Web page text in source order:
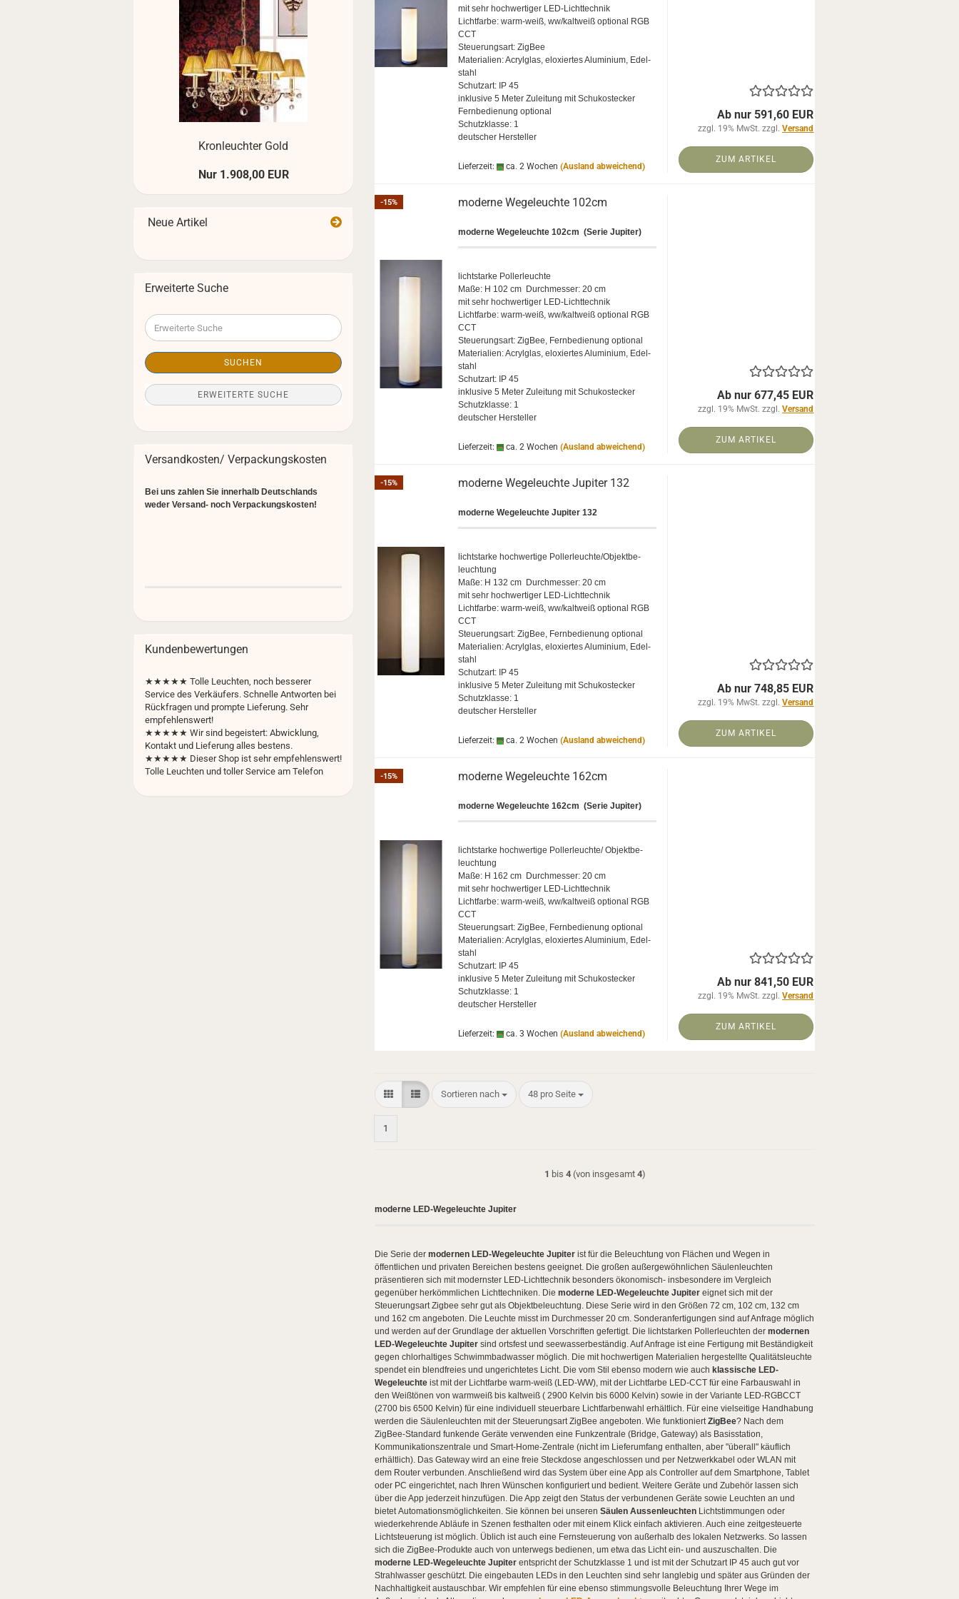
mit sehr hoch­wer­ti­ger LED-​Lichttechnik
Licht­far­be: warm-​weiß, ww/kalt­weiß op­tio­nal RGB
CCT
Steue­rungs­art: Zig­Bee
Ma­te­ria­li­en: Acryl­glas, elo­xier­tes Alu­mi­ni­um, Edel­
stahl
Schutz­art: IP 45
in­klu­si­ve 5 Meter Zu­lei­tung mit Schu­ko­ste­cker
Fern­be­die­nung op­tio­nal
Schutz­klas­se: 1
deut­scher Her­stel­ler
Lieferzeit: ca. 2 Wochen (Ausland abweichend)
Ab nur 591,60 EUR
zzgl. 19% MwSt. zzgl.Versand
ZUM ARTIKEL
-15% mo­der­ne We­ge­leuch­te 102cm
mo­der­ne We­ge­leuch­te 102cm (Serie Ju­pi­ter)
licht­star­ke Pol­ler­leuch­te
Maße: H 102 cm Durch­mes­ser: 20 cm
mit sehr hoch­wer­ti­ger LED-​Lichttechnik
Licht­far­be: warm-​weiß, ww/kalt­weiß op­tio­nal RGB
CCT
Steue­rungs­art: Zig­Bee, Fern­be­die­nung op­tio­nal
Ma­te­ria­li­en: Acryl­glas, elo­xier­tes Alu­mi­ni­um, Edel­
stahl
Schutz­art: IP 45
in­klu­si­ve 5 Meter Zu­lei­tung mit Schu­ko­ste­cker
Schutz­klas­se: 1
deut­scher Her­stel­ler
Lieferzeit: ca. 2 Wochen (Ausland abweichend)
Ab nur 677,45 EUR
zzgl. 19% MwSt. zzgl.Versand
ZUM ARTIKEL
-15% mo­der­ne We­ge­leuch­te Ju­pi­ter 132
mo­der­ne We­ge­leuch­te Ju­pi­ter 132
licht­star­ke hoch­wer­ti­ge Pol­ler­leuch­te/Ob­jekt­be­
leuch­tung
Maße: H 132 cm Durch­mes­ser: 20 cm
mit sehr hoch­wer­ti­ger LED-​Lichttechnik
Licht­far­be: warm-​weiß, ww/kalt­weiß op­tio­nal RGB
CCT
Steue­rungs­art: Zig­Bee, Fern­be­die­nung op­tio­nal
Ma­te­ria­li­en: Acryl­glas, elo­xier­tes Alu­mi­ni­um, Edel­
stahl
Schutz­art: IP 45
in­klu­si­ve 5 Meter Zu­lei­tung mit Schu­ko­ste­cker
Schutz­klas­se: 1
deut­scher Her­stel­ler
Lieferzeit: ca. 2 Wochen (Ausland abweichend)
Ab nur 748,85 EUR
zzgl. 19% MwSt. zzgl.Versand
ZUM ARTIKEL
-15% mo­der­ne We­ge­leuch­te 162cm
mo­der­ne We­ge­leuch­te 162cm (Serie Ju­pi­ter)
licht­star­ke hoch­wer­ti­ge Pol­ler­leuch­te/ Ob­jekt­be­
leuch­tung
Maße: H 162 cm Durch­mes­ser: 20 cm
mit sehr hoch­wer­ti­ger LED-​Lichttechnik
Licht­far­be: warm-​weiß, ww/kalt­weiß op­tio­nal RGB
CCT
Steue­rungs­art: Zig­Bee, Fern­be­die­nung op­tio­nal
Ma­te­ria­li­en: Acryl­glas, elo­xier­tes Alu­mi­ni­um, Edel­
stahl
Schutz­art: IP 45
in­klu­si­ve 5 Meter Zu­lei­tung mit Schu­ko­ste­cker
Schutz­klas­se: 1
deut­scher Her­stel­ler
Lieferzeit: ca. 3 Wochen (Ausland abweichend)
Ab nur 841,50 EUR
zzgl. 19% MwSt. zzgl.Versand
ZUM ARTIKEL
Sortieren nach
Sortieren nach 48 pro Seite
pro Seite
1
1 bis 4(von insgesamt 4)
moderne LED-Wegeleuchte Jupiter
Die Serie dermodernen LED-Wegeleuchte Jupiter ist für die Beleuchtung von Flächen und Wegen in
öffentlichen und privaten Bereichen bestens geeignet. Die großen außergewöhnlichen Säulenleuchten
präsentieren sich mit modernster LED-Lichttechnik besonders ökonomisch- insbesondere im Vergleich
gegenüber herkömmlichen Lichttechniken. Diemoderne LED-Wegeleuchte Jupiter eignet sich mit der
Steuerungsart Zigbee sehr gut als Objektbeleuchtung. Diese Serie wird in den Größen 72 cm, 102 cm, 132 cm
und 162 cm angeboten. Die Leuchte misst im Durchmesser 20 cm. Sonderanfertigungen sind auf Anfrage möglich
und werden auf der Grundlage der aktuellen Vorschriften gefertigt. Die lichtstarken Pollerleuchten dermodernen
LED-Wegeleuchte Jupitersind ortsfest und seewasserbeständig. Auf Anfrage ist eine Fertigung mit Beständigkeit
gegen chlorhaltiges Schwimmbadwasser möglich. Die mit hochwertigen Materialien hergestellte Qualitätsleuchte
spendet ein blendfreies und ungerichtetes Licht. Die vom Stil ebenso modern wie auch klassische LED-
Wegeleuchte ist mit der Lichtfarbe warm-weiß (LED-WW), mit der Lichtfarbe LED-CCT für eine Farbauswahl in
den Weißtönen von warmweiß bis kaltweiß ( 2900 Kelvin bis 6000 Kelvin) sowie in der Variante LED-RGBCCT
(2700 bis 6500 Kelvin) für eine individuell steuerbare Lichtfarbenwahl erhältlich. Für eine vielseitige Handhabung
werden die Säulenleuchten mit der Steuerungsart ZigBee angeboten.Wie funktioniertZigBee? Nach dem
ZigBee-Standard funkende Geräte verwenden eine Funkzentrale (Bridge, Gateway) als Basisstation,
Kommunikationszentrale und Smart-Home-Zentrale (nicht im Lieferumfang enthalten, aber "überall" käuflich
erhältlich). Das Gateway wird an eine freie Steckdose angeschlossen und per Netzwerkkabel oder WLAN mit
dem Router verbunden. Anschließend wird das System über eine App als Controller auf dem Smartphone, Tablet
oder PC eingerichtet, nach Ihren Wünschen konfiguriert und bedient. Weitere Geräte und Zubehör lassen sich
über die App jederzeit hinzufügen. Die App zeigt den Status der verbundenen Geräte sowie Leuchten an und
bietet Automationsmöglichkeiten. Sie können bei unseren Säulen Aussenleuchten Lichtstimmungen oder
wiederkehrende Abläufe in Szenen festhalten oder mit einem Klick einfach aktivieren. Auch eine zeitgesteuerte
Lichtsteuerung ist möglich. Üblich ist auch eine Fernsteuerung von außerhalb des lokalen Netzwerks. So lassen
sich die ZigBee-Produkte auch von unterwegs bedienen, um etwa das Licht ein- und auszuschalten. Die
moderne LED-Wegeleuchte Jupiter entspricht der Schutzklasse 1 und ist mit der Schutzart IP 45 auch gut vor
Strahlwasser geschützt. Die eingebauten LEDs in den Leuchten sind sehr langlebig und später aus Gründen der
Nachhaltigkeit austauschbar. Wir empfehlen für eine ebenso stimmungsvolle Beleuchtung Ihrer Wege im
Kron­leuch­ter Gold
Nur 1.908,00 EUR
Neue Artikel
Erweiterte Suche
Erweiterte
Suche
SUCHEN
ERWEITERTE SUCHE
Versandkosten/ Verpackungskosten
Bei uns zahlen Sie innerhalb Deutschlands
weder Versand- noch Verpackungskosten!
Kundenbewertungen
★★★★★ Tolle Leuchten, noch besserer
Service des Verkäufers. Schnelle Antworten bei
Rückfragen und prompte Lieferung. Sehr
empfehlenswert!
★★★★★ Wir sind begeistert: Abwicklung,
Kontakt und Lieferung alles bestens.
★★★★★ Dieser Shop ist sehr empfehlenswert!
Tolle Leuchten und toller Service am Telefon